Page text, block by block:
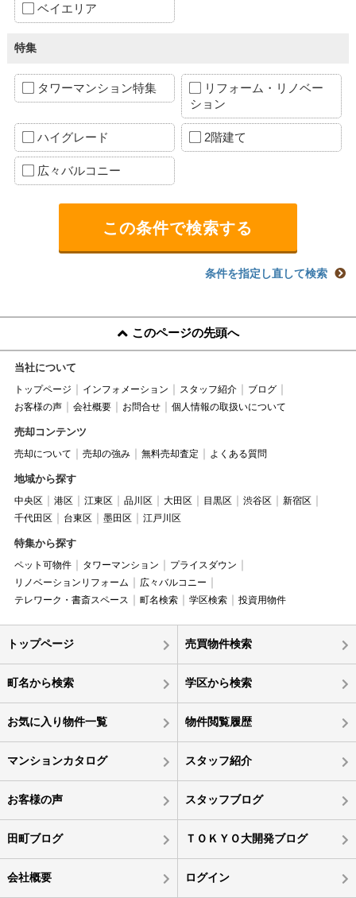
ベイエリア
特集
タワーマンション特集
リフォーム・リノベー
ション
ハイグレード 2階建て
広々バルコニー
条件を指定し直して検索
このページの先頭へ
当社について
トップページ インフォメーション スタッフ紹介
ブログ
お客様の声
会社概要 お問合せ 個人情報の取扱いについて
売却コンテンツ
売却について 売却の強み 無料売却査定 よくある質問
地域から探す
中央区 港区 江東区 品川区 大田区 目黒区 渋谷区
新宿区
千代田区
台東区 墨田区 江戸川区
特集から探す
ペット可物件 タワーマンション
プライスダウン
リノベーションリフォーム
広々バルコニー
テレワーク・書斎スペース
町名検索 学区検索 投資用物件
トップページ 売買物件検索
町名から検索 学区から検索
お気に入り物件一覧 物件閲覧履歴
マンションカタログ スタッフ紹介
お客様の声 スタッフブログ
田町ブログ ＴＯＫＹＯ大開発ブログ
会社概要 ログイン